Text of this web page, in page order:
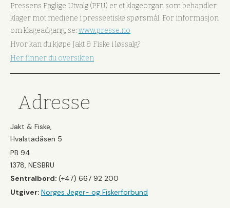
Pressens Faglige Utvalg (PFU) er et klageorgan som behandler
klager mot mediene i presseetiske spørsmål. For informasjon
om klageadgang, se: www.presse.no
Hvor kan du kjøpe Jakt & Fiske i løssalg?
Her finner du oversikten
Adresse
Jakt & Fiske,
Hvalstadåsen 5
PB 94
1378, NESBRU
Sentralbord: (+47) 667 92 200
Utgiver: Norges Jeger- og Fiskerforbund